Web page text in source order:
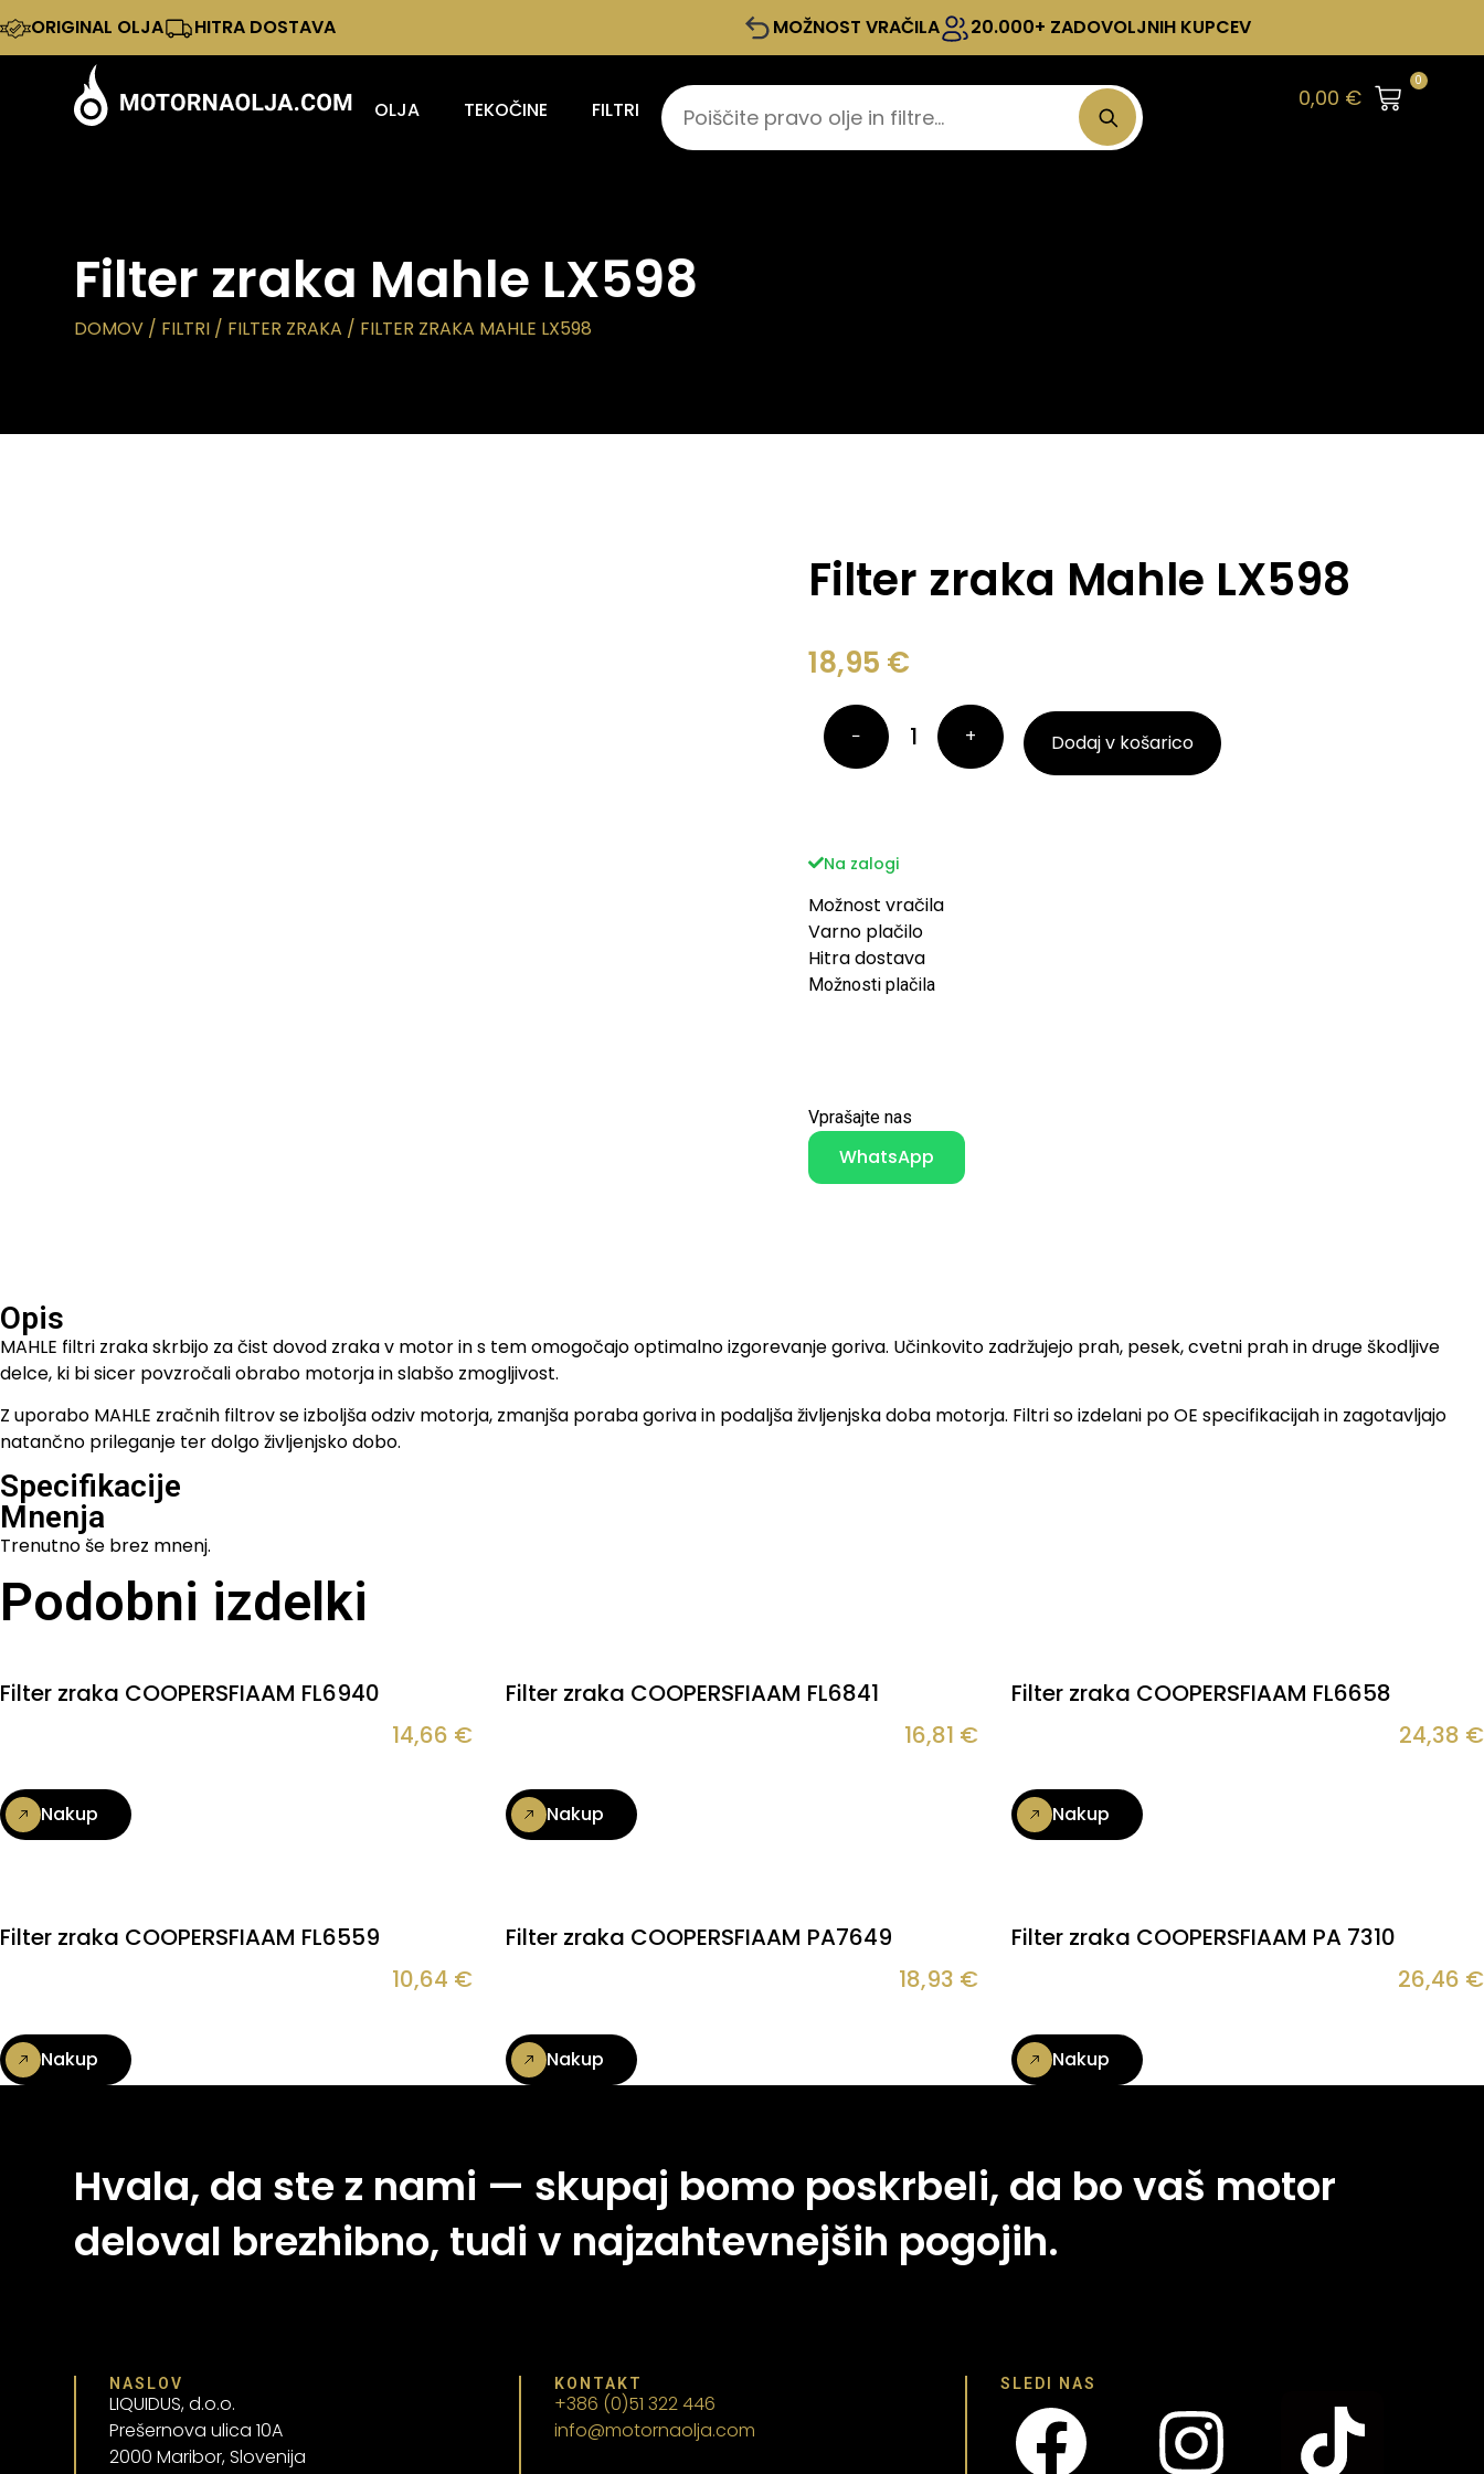
ORIGINAL OLJA HITRA DOSTAVA MOŽNOST VRAČILA 20.000+ ZADOVOLJNIH KUPCEV
OLJA TEKOČINE FILTRI 0,00 €
0
Filter zraka Mahle LX598
DOMOV / FILTRI / FILTER ZRAKA / FILTER ZRAKA MAHLE LX598
Filter zraka Mahle LX598
18,95 €
− + Dodaj v košarico
Na zalogi
Možnost vračila
Varno plačilo
Hitra dostava
Možnosti plačila
Vprašajte nas
WhatsApp
Opis
MAHLE filtri zraka skrbijo za čist dovod zraka v motor in s tem omogočajo optimalno izgorevanje goriva. Učinkovito zadržujejo prah, pesek, cvetni prah in druge škodljive
delce, ki bi sicer povzročali obrabo motorja in slabšo zmogljivost.
Z uporabo MAHLE zračnih filtrov se izboljša odziv motorja, zmanjša poraba goriva in podaljša življenjska doba motorja. Filtri so izdelani po OE specifikacijah in zagotavljajo
natančno prileganje ter dolgo življenjsko dobo.
Specifikacije
Mnenja
Trenutno še brez mnenj.
Podobni izdelki
Filter zraka COOPERSFIAAM FL6940
14,66 €
Nakup
Filter zraka COOPERSFIAAM FL6841
16,81 €
Nakup
Filter zraka COOPERSFIAAM FL6658
24,38 €
Nakup
Filter zraka COOPERSFIAAM FL6559
10,64 €
Nakup
Filter zraka COOPERSFIAAM PA7649
18,93 €
Nakup
Filter zraka COOPERSFIAAM PA 7310
26,46 €
Nakup
Hvala, da ste z nami — skupaj bomo poskrbeli, da bo vaš motor
deloval brezhibno, tudi v najzahtevnejših pogojih.
NASLOV
LIQUIDUS, d.o.o.
Prešernova ulica 10A
2000 Maribor, Slovenija
KONTAKT
+386 (0)51 322 446
info@motornaolja.com
SLEDI NAS